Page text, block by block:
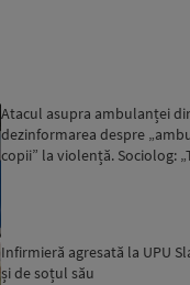
Atacul asupra ambulanței
dezinformarea despre
copii” la violență. Sociolog:
Infirmieră agresată la UPU
și de soțul său